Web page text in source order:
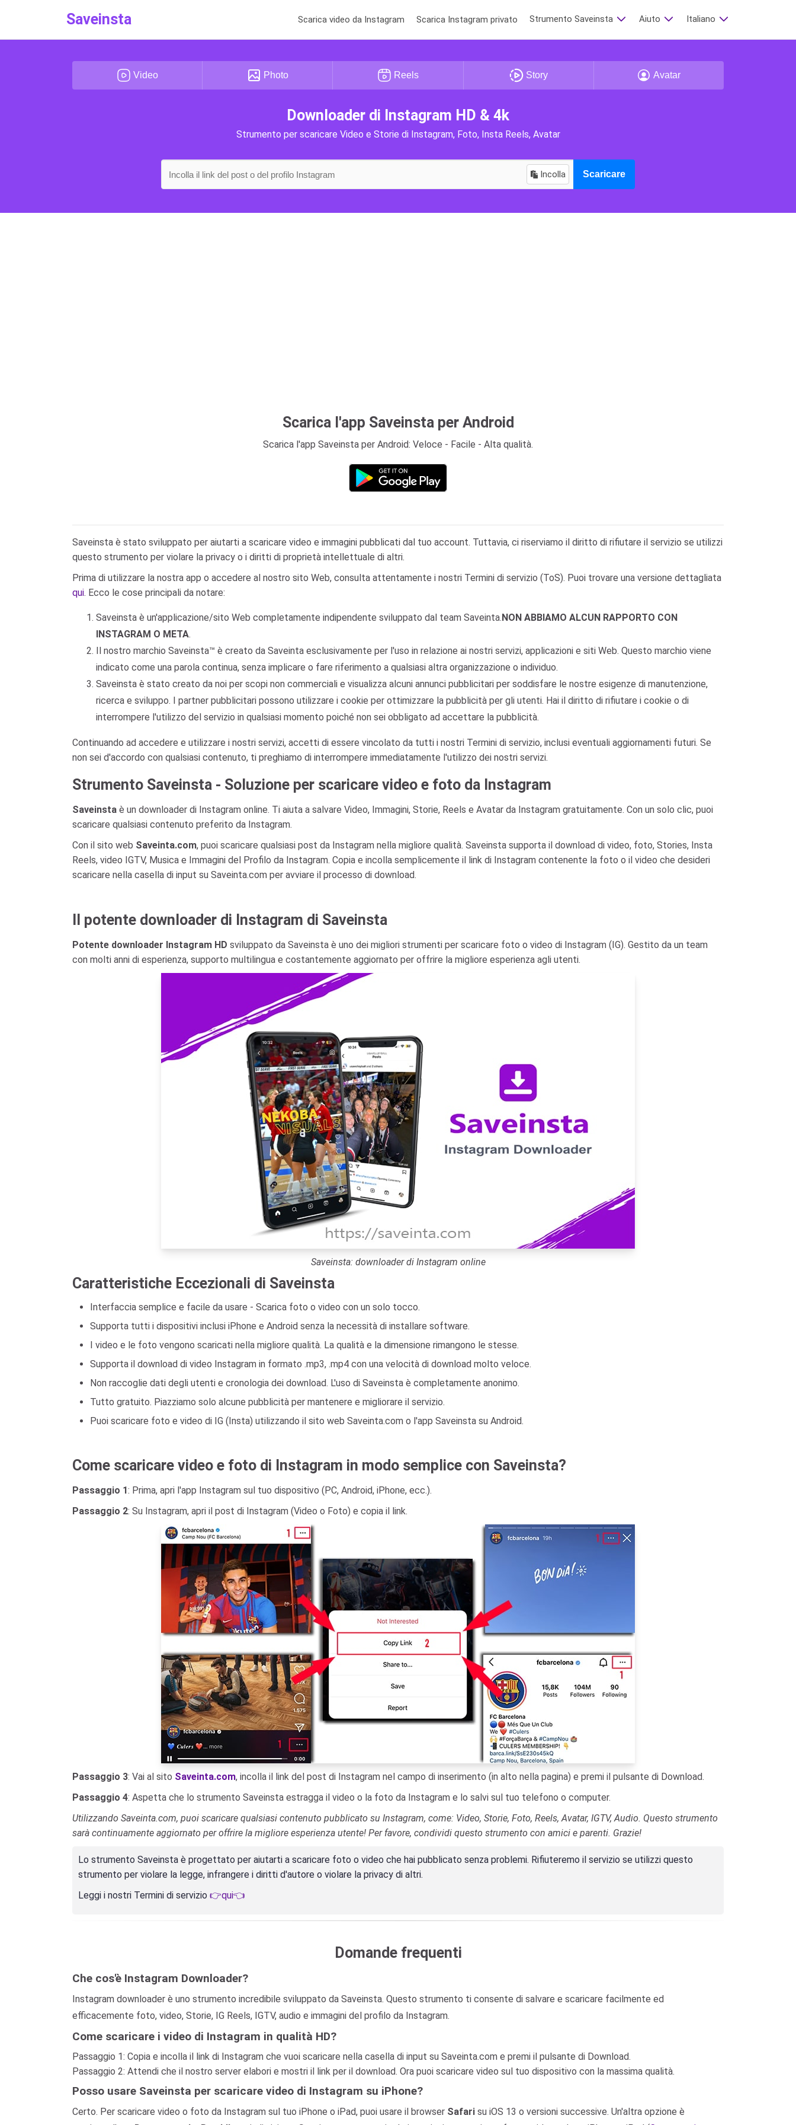
Saveinsta Scarica video da Instagram Scarica Instagram privato Strumento Saveinsta Aiuto Italiano
Video Photo Reels Story Avatar
Downloader di Instagram HD & 4k
Strumento per scaricare Video e Storie di Instagram, Foto, Insta Reels, Avatar
Incolla Scaricare
Scarica l'app Saveinsta per Android
Scarica l'app Saveinsta per Android: Veloce - Facile - Alta qualità.
Saveinsta è stato sviluppato per aiutarti a scaricare video e immagini pubblicati dal tuo account. Tuttavia, ci riserviamo il diritto di rifiutare il servizio se utilizzi
questo strumento per violare la privacy o i diritti di proprietà intellettuale di altri.
Prima di utilizzare la nostra app o accedere al nostro sito Web, consulta attentamente i nostri Termini di servizio (ToS). Puoi trovare una versione dettagliata
qui. Ecco le cose principali da notare:
Saveinsta è un'applicazione/sito Web completamente indipendente sviluppato dal team Saveinta.NON ABBIAMO ALCUN RAPPORTO CON
INSTAGRAM O META.
Il nostro marchio Saveinsta™ è creato da Saveinta esclusivamente per l'uso in relazione ai nostri servizi, applicazioni e siti Web. Questo marchio viene
indicato come una parola continua, senza implicare o fare riferimento a qualsiasi altra organizzazione o individuo.
Saveinsta è stato creato da noi per scopi non commerciali e visualizza alcuni annunci pubblicitari per soddisfare le nostre esigenze di manutenzione,
ricerca e sviluppo. I partner pubblicitari possono utilizzare i cookie per ottimizzare la pubblicità per gli utenti. Hai il diritto di rifiutare i cookie o di
interrompere l'utilizzo del servizio in qualsiasi momento poiché non sei obbligato ad accettare la pubblicità.
Continuando ad accedere e utilizzare i nostri servizi, accetti di essere vincolato da tutti i nostri Termini di servizio, inclusi eventuali aggiornamenti futuri. Se
non sei d'accordo con qualsiasi contenuto, ti preghiamo di interrompere immediatamente l'utilizzo dei nostri servizi.
Strumento Saveinsta - Soluzione per scaricare video e foto da Instagram
Saveinsta è un downloader di Instagram online. Ti aiuta a salvare Video, Immagini, Storie, Reels e Avatar da Instagram gratuitamente. Con un solo clic, puoi
scaricare qualsiasi contenuto preferito da Instagram.
Con il sito web Saveinta.com, puoi scaricare qualsiasi post da Instagram nella migliore qualità. Saveinsta supporta il download di video, foto, Stories, Insta
Reels, video IGTV, Musica e Immagini del Profilo da Instagram. Copia e incolla semplicemente il link di Instagram contenente la foto o il video che desideri
scaricare nella casella di input su Saveinta.com per avviare il processo di download.
Il potente downloader di Instagram di Saveinsta
Potente downloader Instagram HD sviluppato da Saveinsta è uno dei migliori strumenti per scaricare foto o video di Instagram (IG). Gestito da un team
con molti anni di esperienza, supporto multilingua e costantemente aggiornato per offrire la migliore esperienza agli utenti.
Saveinsta: downloader di Instagram online
Caratteristiche Eccezionali di Saveinsta
Interfaccia semplice e facile da usare - Scarica foto o video con un solo tocco.
Supporta tutti i dispositivi inclusi iPhone e Android senza la necessità di installare software.
I video e le foto vengono scaricati nella migliore qualità. La qualità e la dimensione rimangono le stesse.
Supporta il download di video Instagram in formato .mp3, .mp4 con una velocità di download molto veloce.
Non raccoglie dati degli utenti e cronologia dei download. L'uso di Saveinsta è completamente anonimo.
Tutto gratuito. Piazziamo solo alcune pubblicità per mantenere e migliorare il servizio.
Puoi scaricare foto e video di IG (Insta) utilizzando il sito web Saveinta.com o l'app Saveinsta su Android.
Come scaricare video e foto di Instagram in modo semplice con Saveinsta?
Passaggio 1: Prima, apri l'app Instagram sul tuo dispositivo (PC, Android, iPhone, ecc.).
Passaggio 2: Su Instagram, apri il post di Instagram (Video o Foto) e copia il link.
Passaggio 3: Vai al sito Saveinta.com, incolla il link del post di Instagram nel campo di inserimento (in alto nella pagina) e premi il pulsante di Download.
Passaggio 4: Aspetta che lo strumento Saveinsta estragga il video o la foto da Instagram e lo salvi sul tuo telefono o computer.
Utilizzando Saveinta.com, puoi scaricare qualsiasi contenuto pubblicato su Instagram, come: Video, Storie, Foto, Reels, Avatar, IGTV, Audio. Questo strumento
sarà continuamente aggiornato per offrire la migliore esperienza utente! Per favore, condividi questo strumento con amici e parenti. Grazie!
Lo strumento Saveinsta è progettato per aiutarti a scaricare foto o video che hai pubblicato senza problemi. Rifiuteremo il servizio se utilizzi questo
strumento per violare la legge, infrangere i diritti d'autore o violare la privacy di altri.
Leggi i nostri Termini di servizio 👉qui👈
Domande frequenti
Che cos'è Instagram Downloader?
Instagram downloader è uno strumento incredibile sviluppato da Saveinsta. Questo strumento ti consente di salvare e scaricare facilmente ed
efficacemente foto, video, Storie, IG Reels, IGTV, audio e immagini del profilo da Instagram.
Come scaricare i video di Instagram in qualità HD?
Passaggio 1: Copia e incolla il link di Instagram che vuoi scaricare nella casella di input su Saveinta.com e premi il pulsante di Download.
Passaggio 2: Attendi che il nostro server elabori e mostri il link per il download. Ora puoi scaricare video sul tuo dispositivo con la massima qualità.
Posso usare Saveinsta per scaricare video di Instagram su iPhone?
Certo. Per scaricare video o foto da Instagram sul tuo iPhone o iPad, puoi usare il browser Safari su iOS 13 o versioni successive. Un'altra opzione è